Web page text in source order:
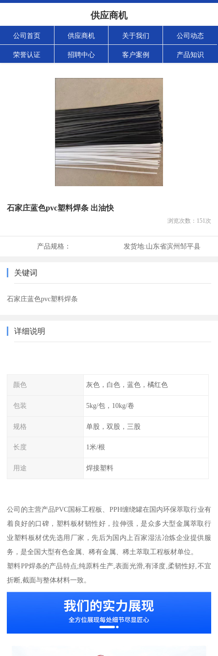
供应商机
公司首页 供应商机 关于我们 公司动态
荣誉认证 招聘中心 客户案例 产品知识
石家庄蓝色pvc塑料焊条 出油快
浏览次数： 151次
产品规格： 发货地:山东省滨州邹平县
关键词
石家庄蓝色pvc塑料焊条
详细说明
颜色 灰色，白色，蓝色，橘红色
包装 5kg/包，10kg/卷
规格 单股，双股，三股
长度 1米/根
用途 焊接塑料
公司的主营产品PVC国标工程板、PPH缠绕罐在国内环保萃取行业有
着良好的口碑，塑料板材韧性好，拉伸强，是众多大型金属萃取行
业塑料板材优先选用厂家，先后为国内上百家湿法冶炼企业提供服
务，是全国大型有色金属、稀有金属、稀土萃取工程板材单位。
塑料PP焊条的产品特点;纯原料生产,表面光滑,有泽度,柔韧性好,不宜
折断,截面与整体材料一致。